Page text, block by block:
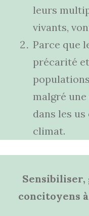
leurs
vivants,
Parce que
précarité
malgré
dans les
climat.
Sensibiliser,
concitoyens